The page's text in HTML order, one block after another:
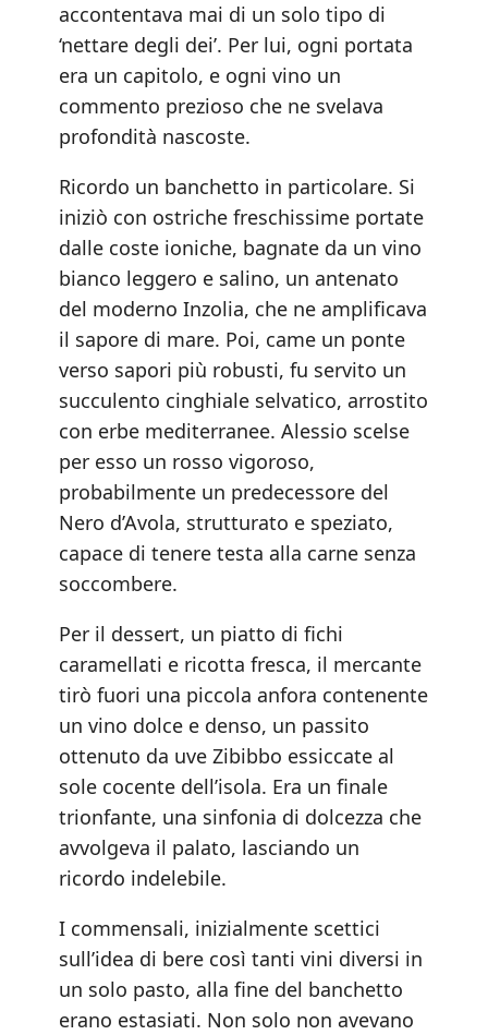
accontentava mai di un solo tipo di
‘nettare degli dei’. Per lui, ogni portata
era un capitolo, e ogni vino un
commento prezioso che ne svelava
profondità nascoste.
Ricordo un banchetto in particolare. Si
iniziò con ostriche freschissime portate
dalle coste ioniche, bagnate da un vino
bianco leggero e salino, un antenato
del moderno Inzolia, che ne amplificava
il sapore di mare. Poi, came un ponte
verso sapori più robusti, fu servito un
succulento cinghiale selvatico, arrostito
con erbe mediterranee. Alessio scelse
per esso un rosso vigoroso,
probabilmente un predecessore del
Nero d’Avola, strutturato e speziato,
capace di tenere testa alla carne senza
soccombere.
Per il dessert, un piatto di fichi
caramellati e ricotta fresca, il mercante
tirò fuori una piccola anfora contenente
un vino dolce e denso, un passito
ottenuto da uve Zibibbo essiccate al
sole cocente dell’isola. Era un finale
trionfante, una sinfonia di dolcezza che
avvolgeva il palato, lasciando un
ricordo indelebile.
I commensali, inizialmente scettici
sull’idea di bere così tanti vini diversi in
un solo pasto, alla fine del banchetto
erano estasiati. Non solo non avevano